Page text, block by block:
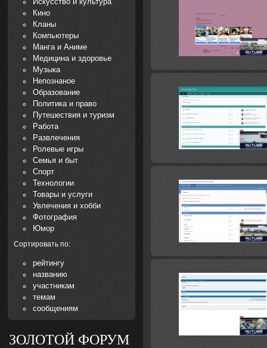
Кино
Кланы
Компьютеры
Манга и Аниме
Медицина и здоровье
Музыка
Непознаное
Образование
Политика и право
Путешествия и туризм
Работа
Развлечения
Ролевые игры
Семья и быт
Спорт
Технологии
Товары и услуги
Увлечения и хобби
Фотография
Юмор
Сортировать по:
рейтингу
названию
участникам
темам
сообщениям
ЗОЛОТОЙ ФОРУМ